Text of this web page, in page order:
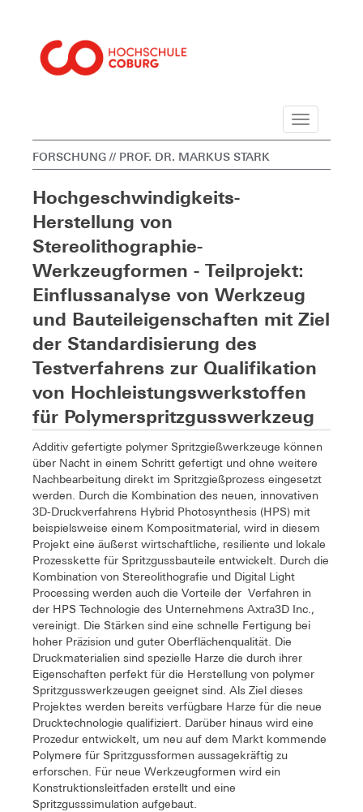
Navigation
FORSCHUNG // PROF. DR. MARKUS STARK
Hochgeschwindigkeits-
Herstellung von
Stereolithographie-
Werkzeugformen - Teilprojekt:
Einflussanalyse von Werkzeug
und Bauteileigenschaften mit Ziel
der Standardisierung des
Testverfahrens zur Qualifikation
von Hochleistungswerkstoffen
für Polymerspritzgusswerkzeug
Additiv gefertigte polymer Spritzgießwerkzeuge können
über Nacht in einem Schritt gefertigt und ohne weitere
Nachbearbeitung direkt im Spritzgießprozess eingesetzt
werden. Durch die Kombination des neuen, innovativen
3D-Druckverfahrens Hybrid Photosynthesis (HPS) mit
beispielsweise einem Kompositmaterial, wird in diesem
Projekt eine äußerst wirtschaftliche, resiliente und lokale
Prozesskette für Spritzgussbauteile entwickelt. Durch die
Kombination von Stereolithografie und Digital Light
Processing werden auch die Vorteile der Verfahren in
der HPS Technologie des Unternehmens Axtra3D Inc.,
vereinigt. Die Stärken sind eine schnelle Fertigung bei
hoher Präzision und guter Oberflächenqualität. Die
Druckmaterialien sind spezielle Harze die durch ihrer
Eigenschaften perfekt für die Herstellung von polymer
Spritzgusswerkzeugen geeignet sind. Als Ziel dieses
Projektes werden bereits verfügbare Harze für die neue
Drucktechnologie qualifiziert. Darüber hinaus wird eine
Prozedur entwickelt, um neu auf dem Markt kommende
Polymere für Spritzgussformen aussagekräftig zu
erforschen. Für neue Werkzeugformen wird ein
Konstruktionsleitfaden erstellt und eine
Spritzgusssimulation aufgebaut.